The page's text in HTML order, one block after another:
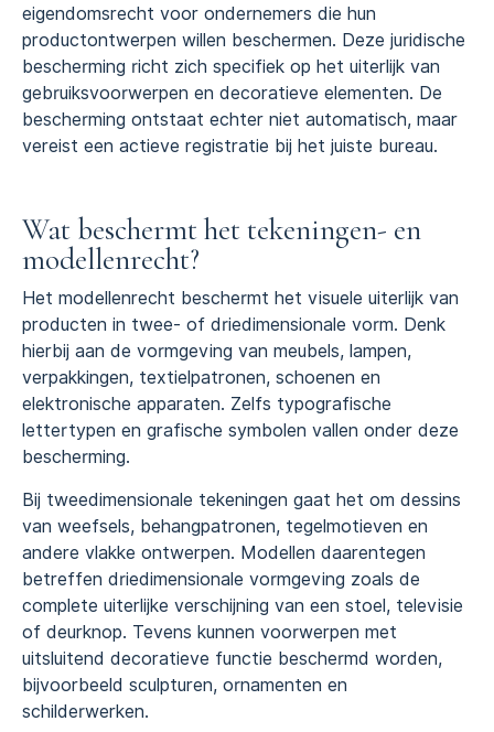
eigendomsrecht voor ondernemers die hun
productontwerpen willen beschermen. Deze juridische
bescherming richt zich specifiek op het uiterlijk van
gebruiksvoorwerpen en decoratieve elementen. De
bescherming ontstaat echter niet automatisch, maar
vereist een actieve registratie bij het juiste bureau.
Wat beschermt het tekeningen- en
modellenrecht?
Het modellenrecht beschermt het visuele uiterlijk van
producten in twee- of driedimensionale vorm. Denk
hierbij aan de vormgeving van meubels, lampen,
verpakkingen, textielpatronen, schoenen en
elektronische apparaten. Zelfs typografische
lettertypen en grafische symbolen vallen onder deze
bescherming.
Bij tweedimensionale tekeningen gaat het om dessins
van weefsels, behangpatronen, tegelmotieven en
andere vlakke ontwerpen. Modellen daarentegen
betreffen driedimensionale vormgeving zoals de
complete uiterlijke verschijning van een stoel, televisie
of deurknop. Tevens kunnen voorwerpen met
uitsluitend decoratieve functie beschermd worden,
bijvoorbeeld sculpturen, ornamenten en
schilderwerken.